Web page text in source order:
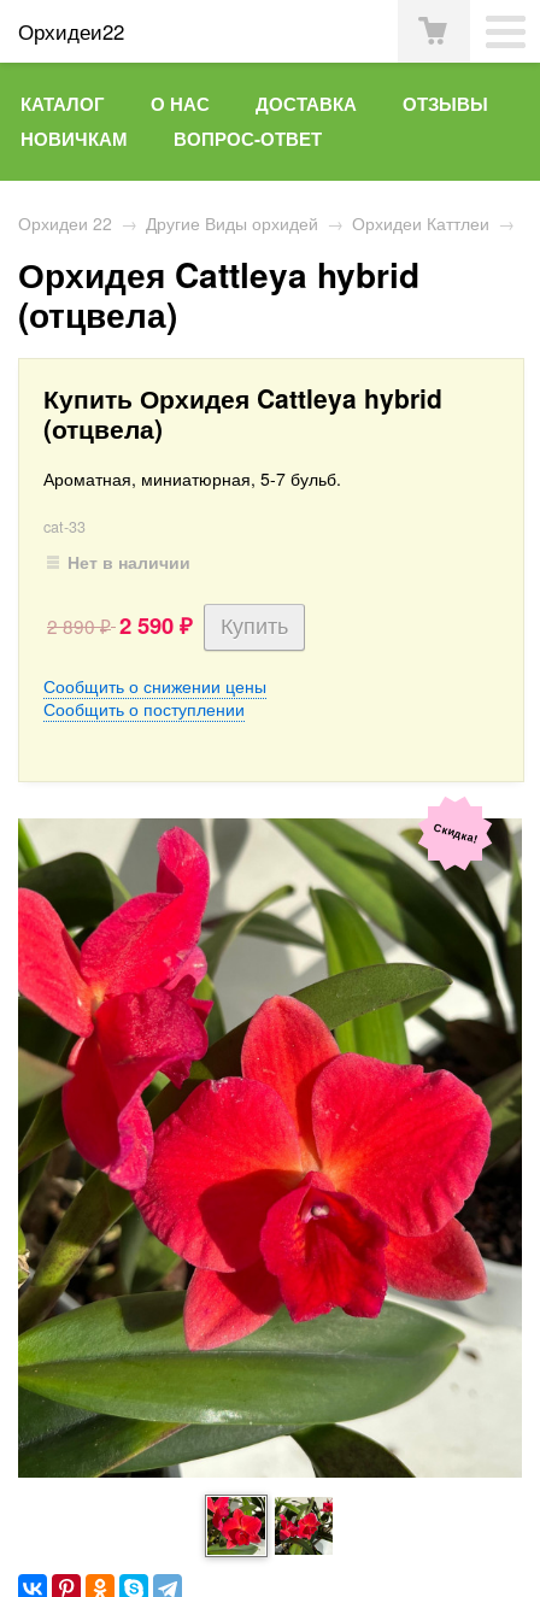
Орхидеи22
КАТАЛОГ О НАС ДОСТАВКА
ОТЗЫВЫ
НОВИЧКАМ
ВОПРОС-ОТВЕТ
Орхидеи 22 → Другие Виды орхидей → Орхидеи Каттлеи →
Орхидея Cattleya hybrid
(отцвела)
Купить Орхидея Cattleya hybrid
(отцвела)
Ароматная, миниатюрная, 5-7 бульб.
cat-33
Нет в наличии
2 890₽ 2 590 ₽
Сообщить о снижении цены
Сообщить о поступлении
Скидка!